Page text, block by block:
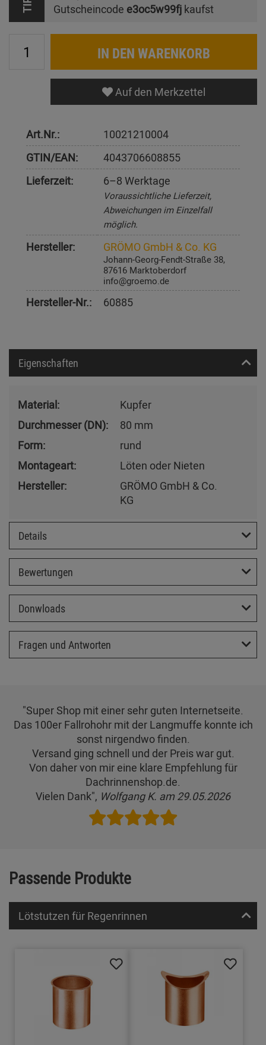
Gutscheincode e3oc5w99fj kaufst
IN DEN WARENKORB
Auf den Merkzettel
Art.Nr.:
10021210004
GTIN/EAN:
4043706608855
Lieferzeit:
6–8 Werktage
Voraussichtliche Lieferzeit,
Abweichungen im Einzelfall
möglich.
Hersteller: GRÖMO GmbH & Co. KG
Johann-Georg-Fendt-Straße 38,
87616 Marktoberdorf
info@groemo.de
Hersteller-Nr.: 60885
Eigenschaften
Material:
Kupfer
Durchmesser (DN):
80 mm
Form:
rund
Montageart:
Löten oder Nieten
Hersteller:
GRÖMO GmbH & Co.
KG
Details
Bewertungen
Donwloads
Fragen und Antworten
"Super Shop mit einer sehr guten Internetseite.
Das 100er Fallrohohr mit der Langmuffe konnte ich
sonst nirgendwo finden.
Versand ging schnell und der Preis war gut.
Von daher von mir eine klare Empfehlung für
Dachrinnenshop.de.
Vielen Dank", Wolfgang K. am 29.05.2026
Passende Produkte
Lötstutzen für Regenrinnen